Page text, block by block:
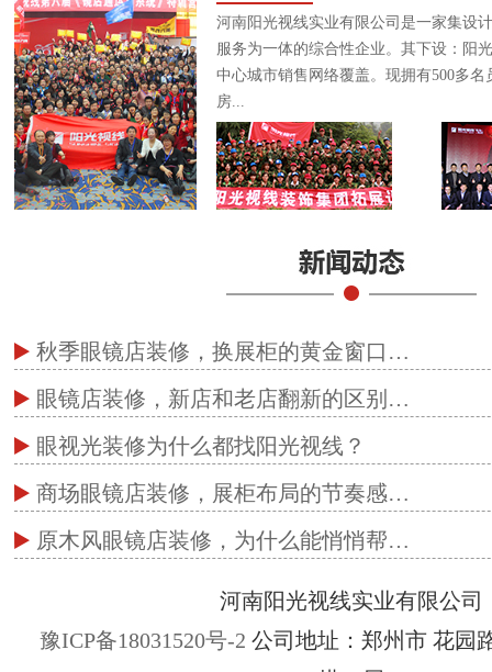
河南阳光视线实业有限公司是一家集设
服务为一体的综合性企业。其下设：阳
中心城市销售网络覆盖。现拥有500多
房...
秋季眼镜店装修，换展柜的黄金窗口…
眼镜店装修，新店和老店翻新的区别…
眼视光装修为什么都找阳光视线？
商场眼镜店装修，展柜布局的节奏感…
原木风眼镜店装修，为什么能悄悄帮…
河南阳光视线实业有限公司
豫ICP备18031520号-2 公司地址：郑州市 花园